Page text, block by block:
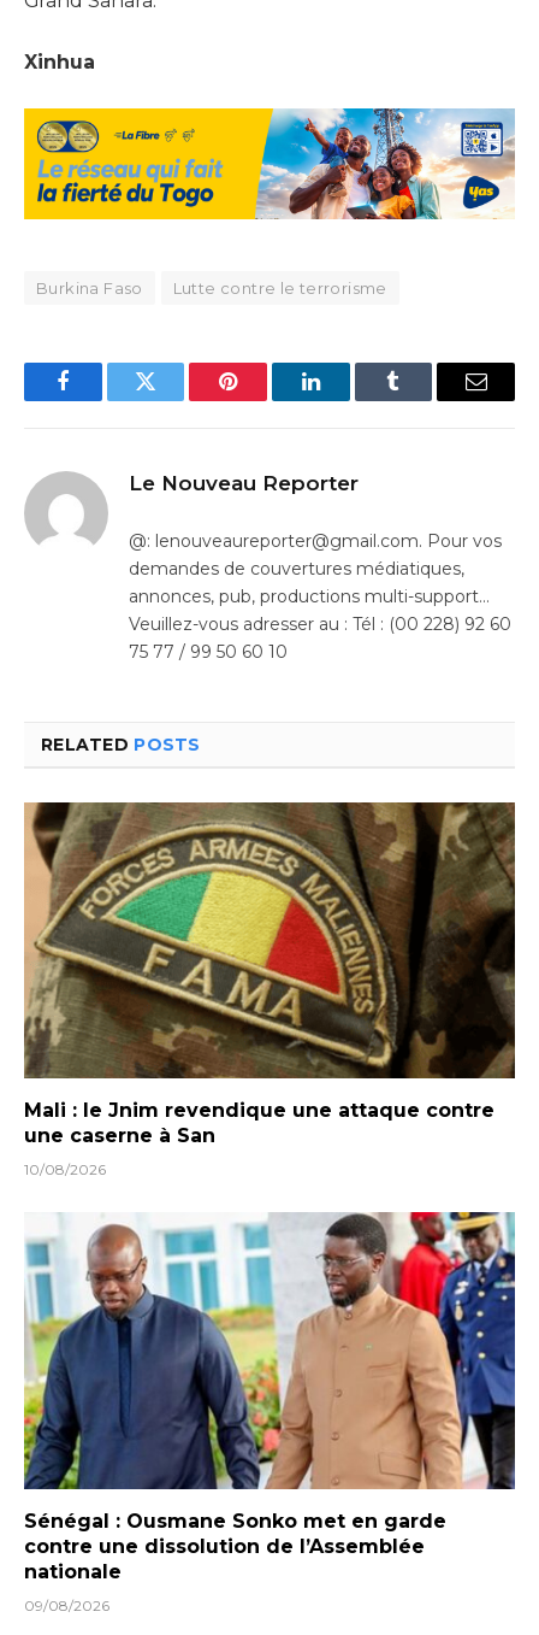
Xinhua
Burkina Faso Lutte contre le terrorisme
FacebookTwitter Pinterest LinkedInTumblr Email
Le Nouveau Reporter
@: lenouveaureporter@gmail.com. Pour vos
demandes de couvertures médiatiques,
annonces, pub, productions multi-support…
Veuillez-vous adresser au : Tél : (00 228) 92 60
75 77 / 99 50 60 10
RELATED POSTS
Mali : le Jnim revendique une attaque contre
une caserne à San
10/08/2026
Sénégal : Ousmane Sonko met en garde
contre une dissolution de l’Assemblée
nationale
09/08/2026